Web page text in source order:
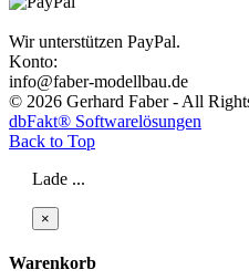
Wir unterstützen PayPal.
Konto:
info@faber-modellbau.de
© 2026 Gerhard Faber - All
dbFakt® Softwarelösungen
Back to Top
Lade ...
×
Warenkorb